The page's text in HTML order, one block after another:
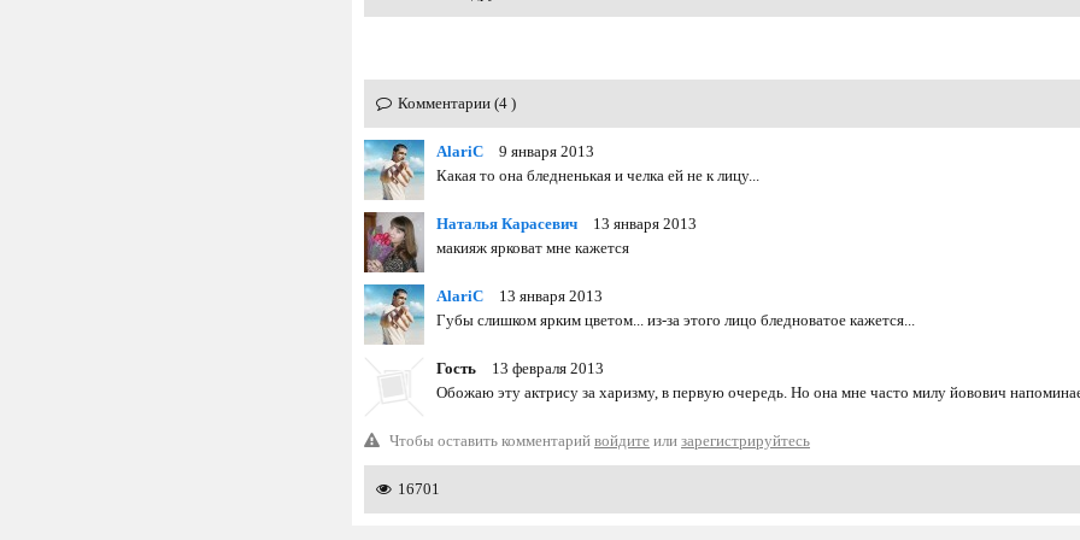
Комментарии (4 )
AlariC
9 января 2013
Какая то она бледненькая и челка ей не к лицу...
Наталья Карасевич
13 января 2013
макияж ярковат мне кажется
AlariC
13 января 2013
Губы слишком ярким цветом... из-за этого лицо бледноватое кажется...
Гость
13 февраля 2013
Обожаю эту актрису за харизму, в первую очередь. Но она мне часто милу йовович
Чтобы оставить комментарий войдите или зарегистрируйтесь
16701